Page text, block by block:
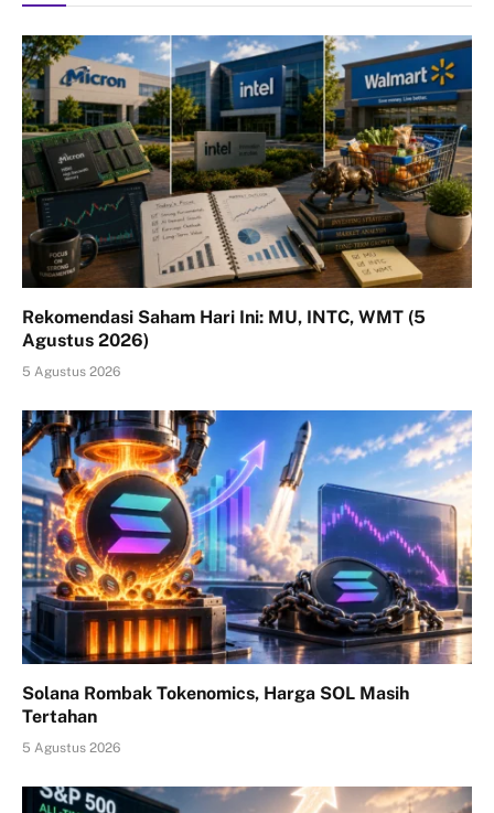
Rekomendasi Saham Hari Ini: MU, INTC, WMT (5
Agustus 2026)
5 Agustus 2026
Solana Rombak Tokenomics, Harga SOL Masih
Tertahan
5 Agustus 2026